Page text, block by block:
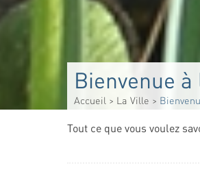
Bienvenue
Accueil > La Ville >
Tout ce que vous voulez